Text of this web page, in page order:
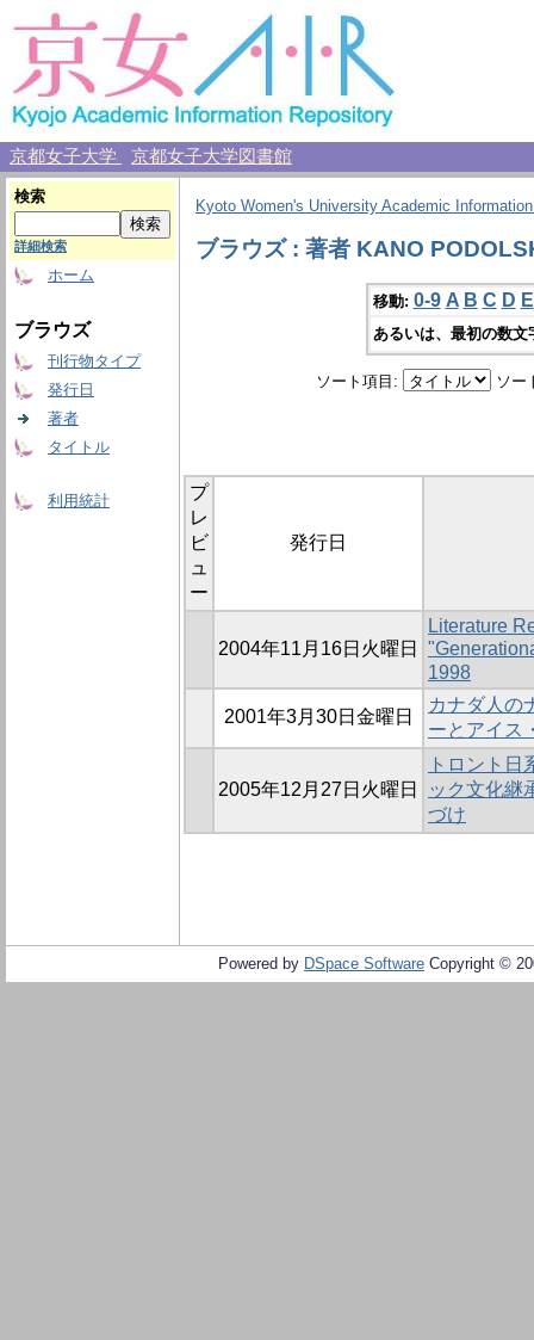
京都女子大学 京都女子大学図書館
検索
詳細検索
ホーム
ブラウズ
刊行物タイプ
発行日
著者
タイトル
利用統計
Kyoto Women's University Academic
ブラウズ : 著者 KANO
移動: 0-9 A B C D E
あるいは、最初の数
ソート項目: ソー
プ
レ
ビ
ュ
ー
発行日
2004年11月16日火曜日
Literature
1998
2001年3月30日金曜日
カナダ人の
ーとアイス
2005年12月27日火曜日
トロント日
ック文化継
づけ
Powered by DSpace Software Copyright ©